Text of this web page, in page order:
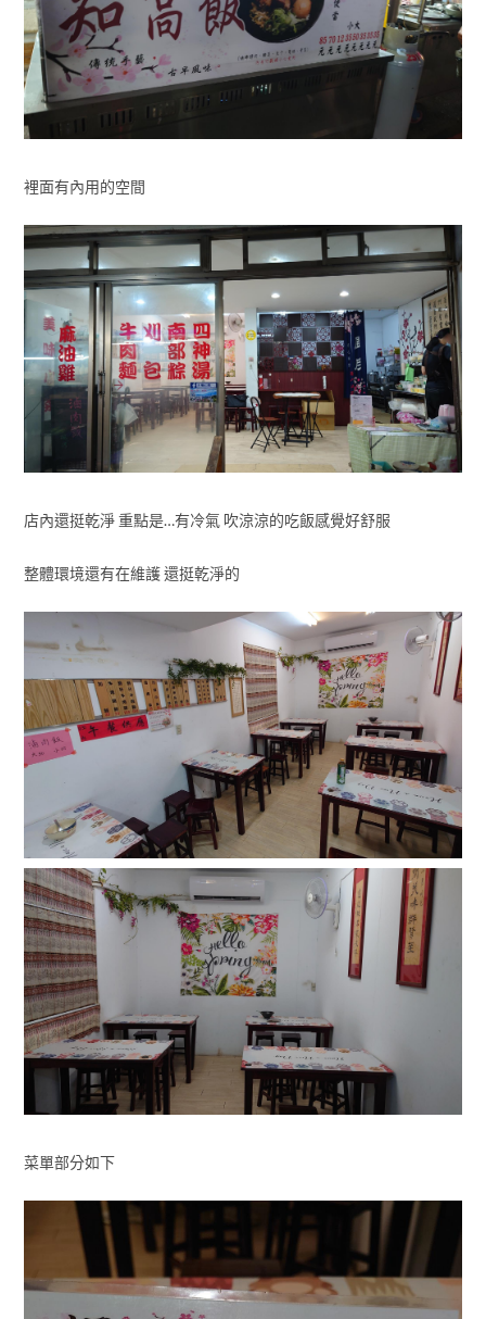
裡面有內用的空間
店內還挺乾淨 重點是…有冷氣 吹涼涼的吃飯感覺好舒服
整體環境還有在維護 還挺乾淨的
菜單部分如下